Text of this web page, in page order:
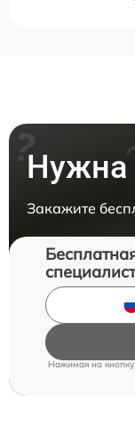
Нужна
Закажите
Нажимая на